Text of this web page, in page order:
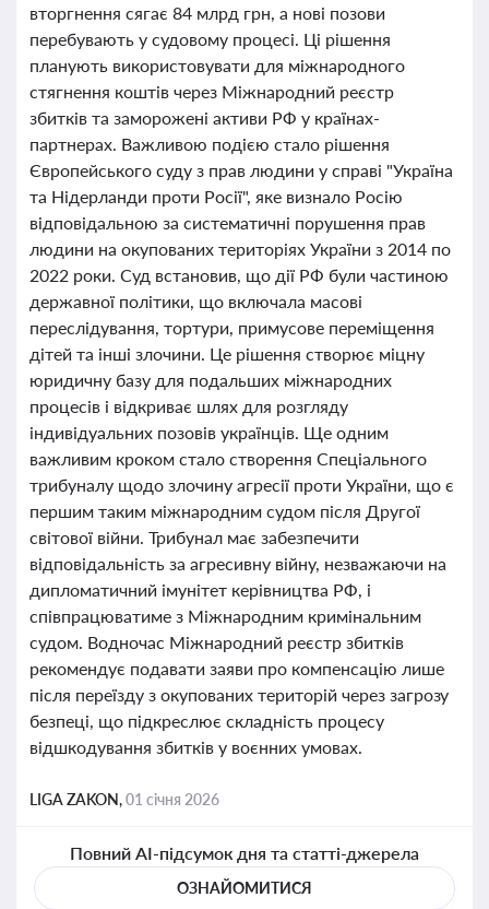
вторгнення сягає 84 млрд грн, а нові позови
перебувають у судовому процесі. Ці рішення
планують використовувати для міжнародного
стягнення коштів через Міжнародний реєстр
збитків та заморожені активи РФ у країнах-
партнерах. Важливою подією стало рішення
Європейського суду з прав людини у справі "Україна
та Нідерланди проти Росії", яке визнало Росію
відповідальною за систематичні порушення прав
людини на окупованих територіях України з 2014 по
2022 роки. Суд встановив, що дії РФ були частиною
державної політики, що включала масові
переслідування, тортури, примусове переміщення
дітей та інші злочини. Це рішення створює міцну
юридичну базу для подальших міжнародних
процесів і відкриває шлях для розгляду
індивідуальних позовів українців. Ще одним
важливим кроком стало створення Спеціального
трибуналу щодо злочину агресії проти України, що є
першим таким міжнародним судом після Другої
світової війни. Трибунал має забезпечити
відповідальність за агресивну війну, незважаючи на
дипломатичний імунітет керівництва РФ, і
співпрацюватиме з Міжнародним кримінальним
судом. Водночас Міжнародний реєстр збитків
рекомендує подавати заяви про компенсацію лише
після переїзду з окупованих територій через загрозу
безпеці, що підкреслює складність процесу
відшкодування збитків у воєнних умовах.
LIGA ZAKON,01 січня 2026
Повний AI-підсумок дня та статті-джерела
ОЗНАЙОМИТИСЯ